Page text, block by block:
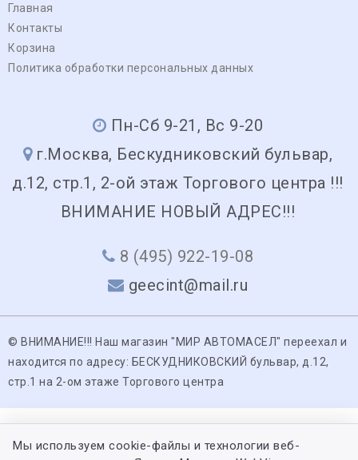
Главная
Контакты
Корзина
Политика обработки персональных данных
Пн-Сб 9-21, Вс 9-20
г.Москва, Бескудниковский бульвар,
д.12, стр.1, 2-ой этаж Торгового центра !!!
ВНИМАНИЕ НОВЫЙ АДРЕС!!!
8 (495) 922-19-08
geecint@mail.ru
© ВНИМАНИЕ!!! Наш магазин "МИР АВТОМАСЕЛ" переехал и
находится по адресу: БЕСКУДНИКОВСКИЙ бульвар, д.12,
стр.1 на 2-ом этаже Торгового центра
Мы используем cookie-файлы и технологии веб-